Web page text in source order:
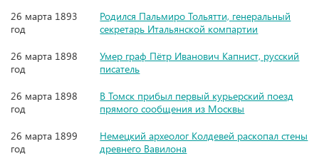
26 марта 1893
год
Родился Пальмиро Тольятти, генеральный
секретарь Итальянской компартии
26 марта 1898
год
Умер граф Пётр Иванович Капнист, русский
писатель
26 марта 1898
год
В Томск прибыл первый курьерский поезд
прямого сообщения из Москвы
26 марта 1899
год
Немецкий археолог Колдевей раскопал стены
древнего Вавилона